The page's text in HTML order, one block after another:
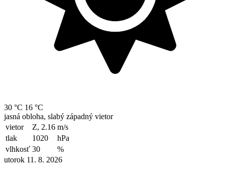
30 °C 16 °C
jasná obloha, slabý západný vietor
vietor
Z, 2.16 m/s
tlak
1020
hPa
vlhkosť 30
%
utorok 11. 8. 2026